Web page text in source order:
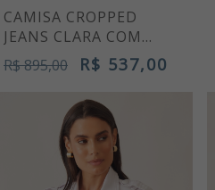
CAMISA CROPPED
JEANS CLARA COM
PEDRARIAS
R$ 895,00 R$ 537,00